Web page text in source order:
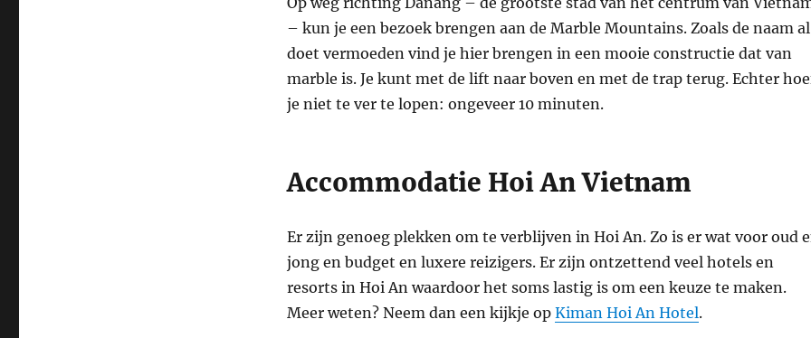
– kun je een bezoek brengen aan de Marble Mountains. Zoals de naam al
doet vermoeden vind je hier brengen in een mooie constructie dat van
marble is. Je kunt met de lift naar boven en met de trap terug. Echter
je niet te ver te lopen: ongeveer 10 minuten.
Accommodatie Hoi An Vietnam
Er zijn genoeg plekken om te verblijven in Hoi An. Zo is er wat voor oud
jong en budget en luxere reizigers. Er zijn ontzettend veel hotels en
resorts in Hoi An waardoor het soms lastig is om een keuze te maken.
Meer weten? Neem dan een kijkje op Kiman Hoi An Hotel.